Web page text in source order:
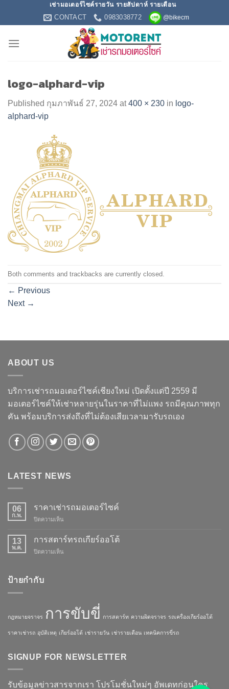
เช่ามอเตอร์ไซค์รายวัน รายสัปดาห์ รายเดือน
CONTACT 0983038772 @bikecm
logo-alphard-vip
Published กุมภาพันธ์ 27, 2024 at400 × 230 in logo-
alphard-vip
Both comments and trackbacks are currently closed.
← Previous
Next →
ABOUT US
บริการเช่ารถมอเตอร์ไซค์เชียงใหม่ เปิดตั้งแต่ปี 2559 มี
มอเตอร์ไซค์ให้เช่าหลายรุ่นในราคาที่ไม่แพง รถมีคุณภาพทุก
คัน พร้อมบริการส่งถึงที่ไม่ต้องเสียเวลามารับรถเอง
LATEST NEWS
06
ก.พ.
ราคาเช่ารถมอเตอร์ไซค์
ปิดความเห็น
เช่า
13
พ.ค.
การสตาร์ทรถเกียร์ออโต้
ปิดความเห็น
ป้ายกำกับ
กฎหมายจราจร การขับขี่ การสตาร์ท ความผิดจราจร รถเครื่องเกียร์ออโต้
ราคาเช่ารถ อุบัติเหตุ เกียร์ออโต้ เช่ารายวัน เช่ารายเดือน เทคนิคการขี่รถ
SIGNUP FOR NEWSLETTER
รับข้อมูลข่าวสารจากเรา โปรโมชั่นใหม่ๆ อัพเดทก่อนใคร